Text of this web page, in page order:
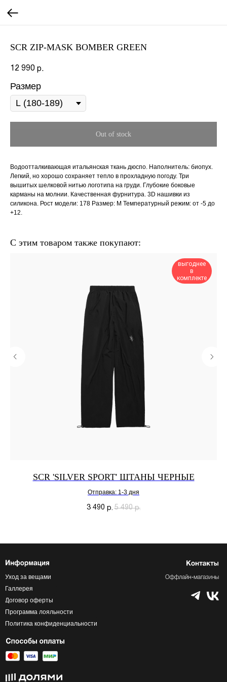
SCR ZIP-MASK BOMBER GREEN
12 990 р.
Размер
Out of stock
Водоотталкивающая итальянская ткань дюспо. Наполнитель: биопух.
Легкий, но хорошо сохраняет тепло в прохладную погоду. Три
вышитых шелковой нитью логотипа на груди. Глубокие боковые
карманы на молнии. Качественная фурнитура. 3D нашивки из
силикона. Рост модели: 178 Размер: М Температурный режим: от -5 до
+12.
С этим товаром также покупают:
выгоднее
в
комплекте
SCR 'SILVER SPORT' ШТАНЫ ЧЕРНЫЕ
Отправка: 1-3 дня
3 490 р. 5 490 р.
Программа лояльности
Политика конфиденциальности
Договор оферты
Галлерея
Уход за вещами